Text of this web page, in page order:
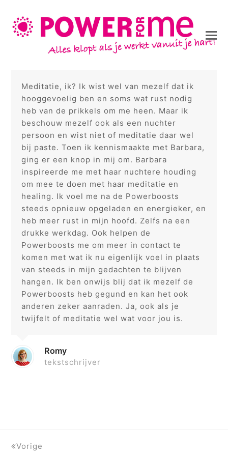
Meditatie, ik? Ik wist wel van mezelf dat ik
hooggevoelig ben en soms wat rust nodig
heb van de prikkels om me heen. Maar ik
beschouw mezelf ook als een nuchter
persoon en wist niet of meditatie daar wel
bij paste. Toen ik kennismaakte met Barbara,
ging er een knop in mij om. Barbara
inspireerde me met haar nuchtere houding
om mee te doen met haar meditatie en
healing. Ik voel me na de Powerboosts
steeds opnieuw opgeladen en energieker, en
heb meer rust in mijn hoofd. Zelfs na een
drukke werkdag. Ook helpen de
Powerboosts me om meer in contact te
komen met wat ik nu eigenlijk voel in plaats
van steeds in mijn gedachten te blijven
hangen. Ik ben onwijs blij dat ik mezelf de
Powerboosts heb gegund en kan het ook
anderen zeker aanraden. Ja, ook als je
twijfelt of meditatie wel wat voor jou is.
Romy
tekstschrijver
Vorige